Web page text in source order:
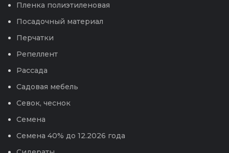
Пленка полиэтиленовая
Посадочный материал
Перчатки
Репеллент
Рассада
Садовая мебель
Севок, чеснок
Семена
Семена 40% до 12.2026 года